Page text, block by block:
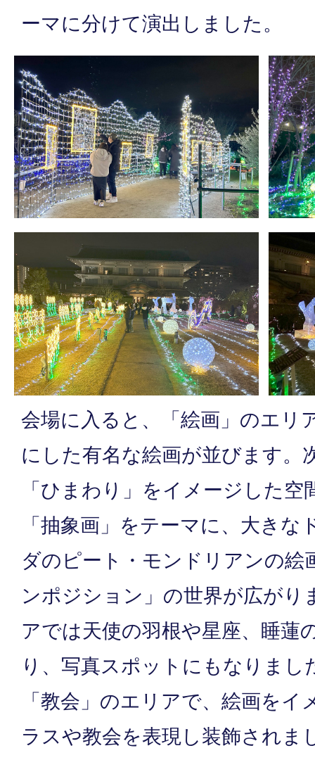
ーマに分けて演出しました。
会場に入ると、「絵画」のエリ
にした有名な絵画が並びます。
「ひまわり」をイメージした
「抽象画」をテーマに、大き
ダのピート・モンドリアンの絵
ンポジション」の世界が広がり
アでは天使の羽根や星座、睡蓮
り、写真スポットにもなりまし
「教会」のエリアで、絵画を
ラスや教会を表現し装飾されま